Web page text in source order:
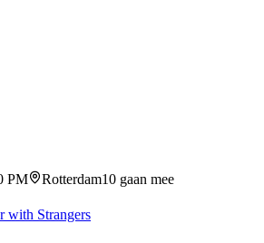
PM Rotterdam10 gaan mee
with Strangers